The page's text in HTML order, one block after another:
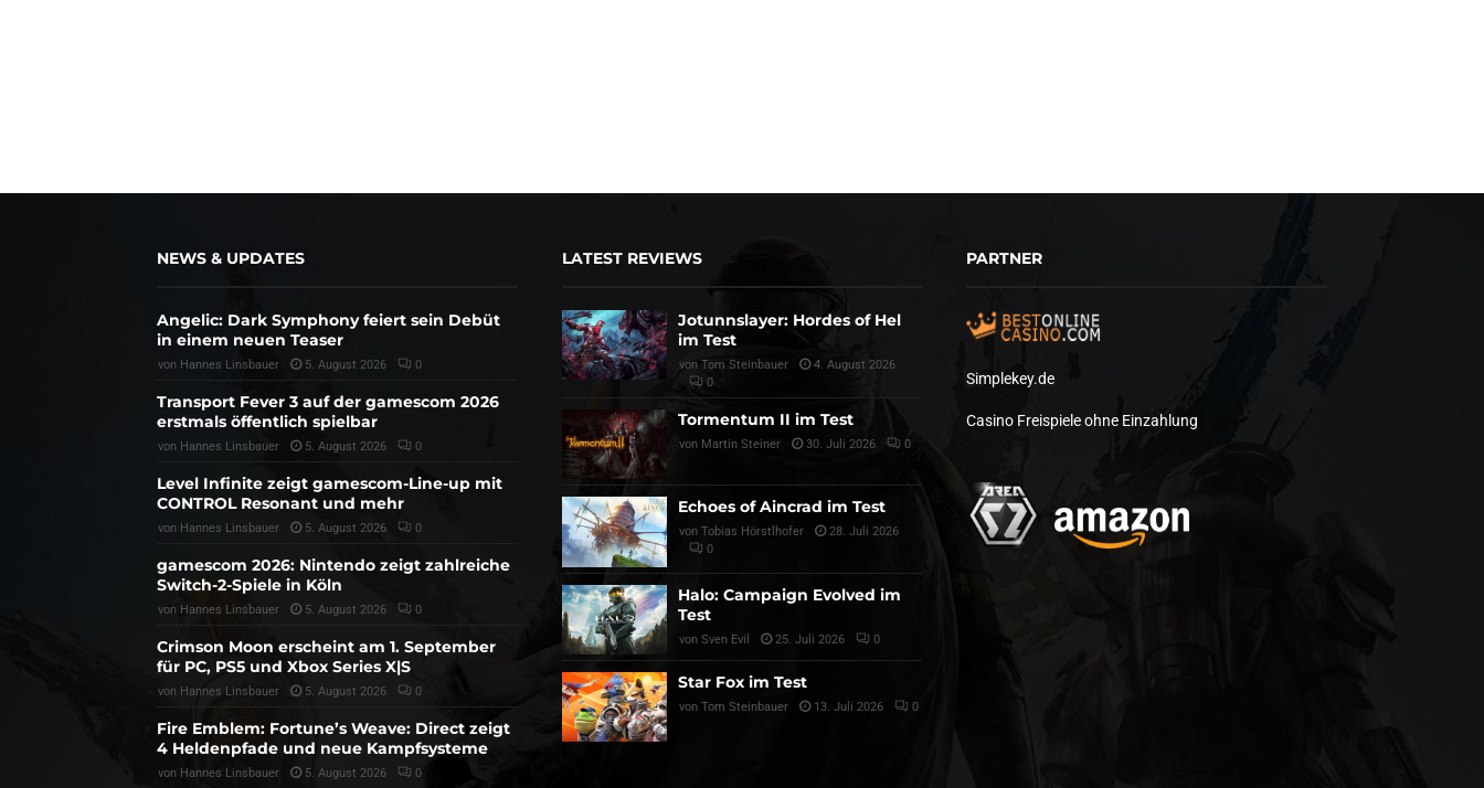
NEWS & UPDATES
Angelic: Dark Symphony feiert sein Debüt
in einem neuen Teaser
von Hannes Linsbauer 5. August 2026 0
Transport Fever 3 auf der gamescom 2026
erstmals öffentlich spielbar
von Hannes Linsbauer 5. August 2026 0
Level Infinite zeigt gamescom-Line-up mit
CONTROL Resonant und mehr
von Hannes Linsbauer 5. August 2026 0
gamescom 2026: Nintendo zeigt zahlreiche
Switch-2-Spiele in Köln
von Hannes Linsbauer 5. August 2026 0
Crimson Moon erscheint am 1. September
für PC, PS5 und Xbox Series X|S
von Hannes Linsbauer 5. August 2026 0
Fire Emblem: Fortune’s Weave: Direct zeigt
4 Heldenpfade und neue Kampfsysteme
von Hannes Linsbauer 5. August 2026 0
LATEST REVIEWS
Jotunnslayer: Hordes of Hel
im Test
von Tom Steinbauer
4. August 2026
0
Tormentum II im Test
von Martin Steiner 30. Juli 2026 0
Echoes of Aincrad im Test
von Tobias Hörstlhofer
28. Juli 2026
0
Halo: Campaign Evolved im
Test
von Sven Evil 25. Juli 2026 0
Star Fox im Test
von Tom Steinbauer 13. Juli 2026 0
PARTNER
Simplekey.de
Casino Freispiele ohne Einzahlung